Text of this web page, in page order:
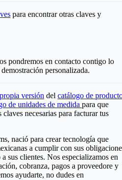
para encontrar otras claves y
pondremos en contacto contigo lo
personalizada.
versión del catálogo de
de unidades de medida para que
necesarias para facturar tus
nació para crear tecnología que
a cumplir con sus
sus clientes. Nos especializamos en
cobranza, pagos a proveedore y
ayudarte, no dudes en